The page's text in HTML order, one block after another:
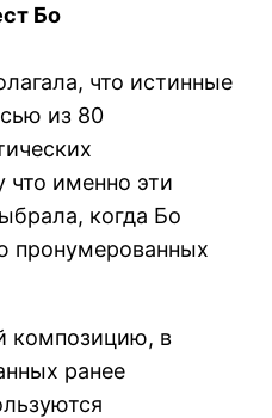
Бо
что истинные
из 80
что именно эти
когда Бо
пронумерованных
композицию, в
ранее